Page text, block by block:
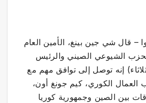
– قال شي جين بينغ، الأمين العام
الشيوعي الصيني والرئيس
إنه توصل إلى توافق مهم مع
العمال الكوري، كيم جونغ أون،
بين الصين وجمهورية كوريا